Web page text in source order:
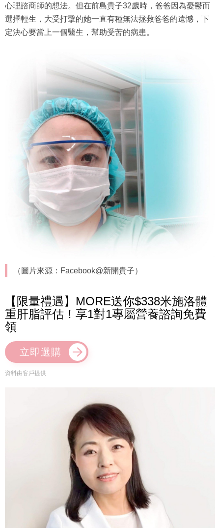
心理諮商師的想法。但在前島貴子32歲時，爸爸因為憂鬱而
選擇輕生，大受打擊的她一直有種無法拯救爸爸的遺憾，下
定決心要當上一個醫生，幫助受苦的病患。
（圖片來源：Facebook@新開貴子）
【限量禮遇】MORE送你$338米施洛體
重肝脂評估！享1對1專屬營養諮詢免費
領
立即選購
資料由客戶提供